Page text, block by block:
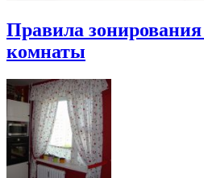
Правила зонирования
комнаты